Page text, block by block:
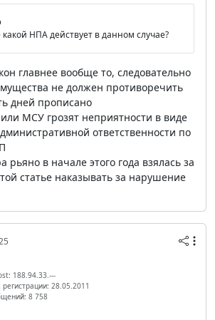
НПА действует в данном случае?
главнее вообще то, следовательно
не должен противоречить
дней прописано
МСУ грозят неприятности в виде
ответственности по
рьяно в начале этого года взялась за
статье наказывать за нарушение
188.94.33.---
регистрации: 28.05.2011
8 758